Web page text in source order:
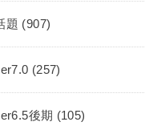
題 (907)
(257)
後期 (105)